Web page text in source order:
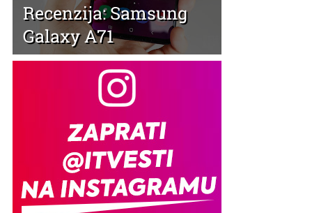
Recenzija: Samsung
Galaxy A71